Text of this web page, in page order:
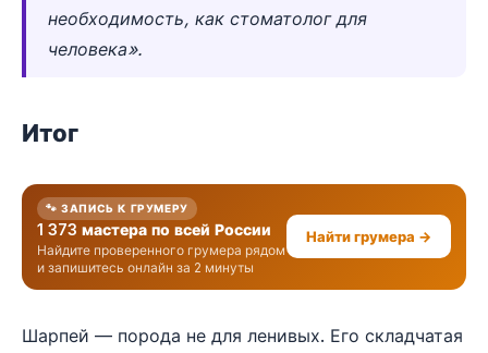
необходимость, как стоматолог для
человека».
Итог
🐾 ЗАПИСЬ К ГРУМЕРУ
1 373 мастера по всей России
Найдите проверенного грумера рядом
и запишитесь онлайн за 2 минуты
Найти грумера →
Шарпей — порода не для ленивых. Его складчатая